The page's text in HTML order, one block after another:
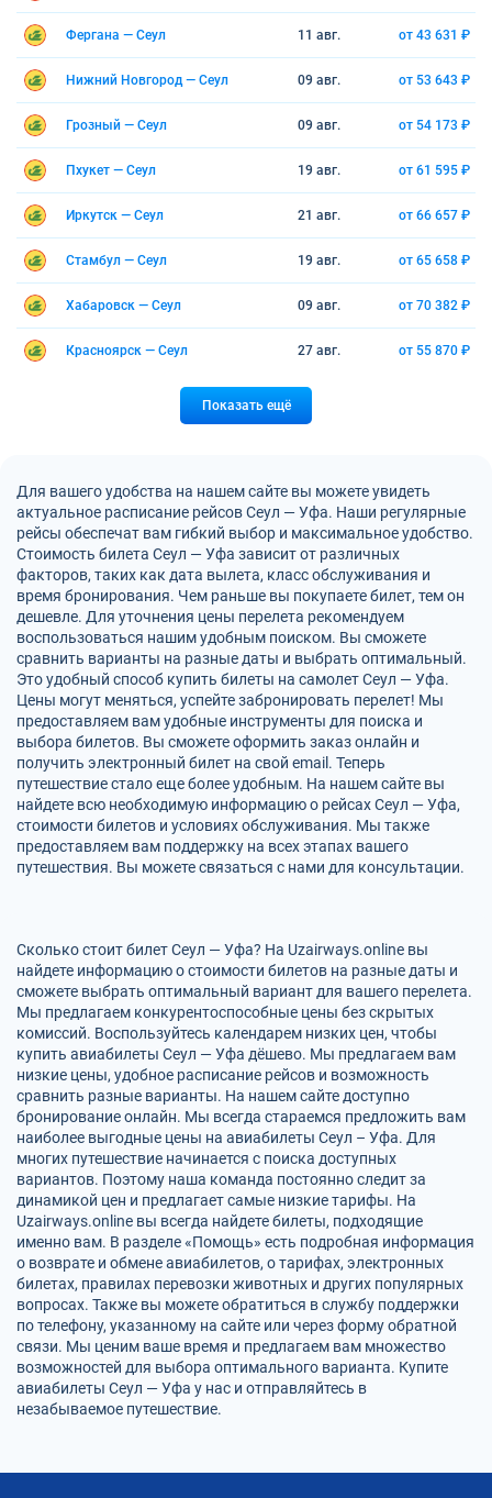
Фергана — Сеул 11 авг. от 43 631 ₽
Нижний Новгород — Сеул 09 авг. от 53 643 ₽
Грозный — Сеул 09 авг. от 54 173 ₽
Пхукет — Сеул 19 авг. от 61 595 ₽
Иркутск — Сеул 21 авг. от 66 657 ₽
Стамбул — Сеул 19 авг. от 65 658 ₽
Хабаровск — Сеул 09 авг. от 70 382 ₽
Красноярск — Сеул 27 авг. от 55 870 ₽
Показать ещё
Для вашего удобства на нашем сайте вы можете увидеть
актуальное расписание рейсов Сеул — Уфа. Наши регулярные
рейсы обеспечат вам гибкий выбор и максимальное удобство.
Стоимость билета Сеул — Уфа зависит от различных
факторов, таких как дата вылета, класс обслуживания и
время бронирования. Чем раньше вы покупаете билет, тем он
дешевле. Для уточнения цены перелета рекомендуем
воспользоваться нашим удобным поиском. Вы сможете
сравнить варианты на разные даты и выбрать оптимальный.
Это удобный способ купить билеты на самолет Сеул — Уфа.
Цены могут меняться, успейте забронировать перелет! Мы
предоставляем вам удобные инструменты для поиска и
выбора билетов. Вы сможете оформить заказ онлайн и
получить электронный билет на свой email. Теперь
путешествие стало еще более удобным. На нашем сайте вы
найдете всю необходимую информацию о рейсах Сеул — Уфа,
стоимости билетов и условиях обслуживания. Мы также
предоставляем вам поддержку на всех этапах вашего
путешествия. Вы можете связаться с нами для консультации.
Сколько стоит билет Сеул — Уфа? На Uzairways.online вы
найдете информацию о стоимости билетов на разные даты и
сможете выбрать оптимальный вариант для вашего перелета.
Мы предлагаем конкурентоспособные цены без скрытых
комиссий. Воспользуйтесь календарем низких цен, чтобы
купить авиабилеты Сеул — Уфа дёшево. Мы предлагаем вам
низкие цены, удобное расписание рейсов и возможность
сравнить разные варианты. На нашем сайте доступно
бронирование онлайн. Мы всегда стараемся предложить вам
наиболее выгодные цены на авиабилеты Сеул – Уфа. Для
многих путешествие начинается с поиска доступных
вариантов. Поэтому наша команда постоянно следит за
динамикой цен и предлагает самые низкие тарифы. На
Uzairways.online вы всегда найдете билеты, подходящие
именно вам. В разделе «Помощь» есть подробная информация
о возврате и обмене авиабилетов, о тарифах, электронных
билетах, правилах перевозки животных и других популярных
вопросах. Также вы можете обратиться в службу поддержки
по телефону, указанному на сайте или через форму обратной
связи. Мы ценим ваше время и предлагаем вам множество
возможностей для выбора оптимального варианта. Купите
авиабилеты Сеул — Уфа у нас и отправляйтесь в
незабываемое путешествие.